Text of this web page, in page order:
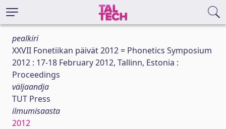
pealkiri
XXVII Fonetiikan päivät 2012 = Phonetics Symposium
2012 : 17-18 February 2012, Tallinn, Estonia :
Proceedings
väljaandja
TUT Press
ilmumisaasta
2012